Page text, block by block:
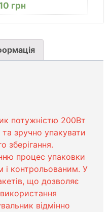
грн
потужністю 200Вт
зручно упакувати
зберігання.
процес упаковки
і контрольованим. У
що дозволяє
відмінно